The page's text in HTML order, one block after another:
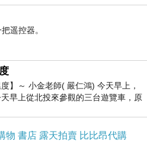
遥控器。
度】～ 小金老師( 嚴仁鴻) 今天早上，
早上從北投來參觀的三台遊覽車，原
差不多要安靜下來，卻發
物 書店 露天拍賣 比比昂代購